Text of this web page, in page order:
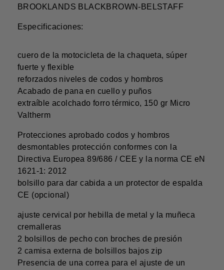
BROOKLANDS BLACKBROWN-BELSTAFF
Especificaciones:
cuero de la motocicleta de la chaqueta, súper
fuerte y flexible
reforzados niveles de codos y hombros
Acabado de pana en cuello y puños
extraíble acolchado forro térmico, 150 gr Micro
Valtherm
Protecciones aprobado codos y hombros
desmontables protección conformes con la
Directiva Europea 89/686 / CEE y la norma CE eN
1621-1: 2012
bolsillo para dar cabida a un protector de espalda
CE (opcional)
ajuste cervical por hebilla de metal y la muñeca
cremalleras
2 bolsillos de pecho con broches de presión
2 camisa externa de bolsillos bajos zip
Presencia de una correa para el ajuste de un